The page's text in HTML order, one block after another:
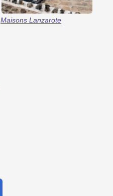
Maisons Lanzarote